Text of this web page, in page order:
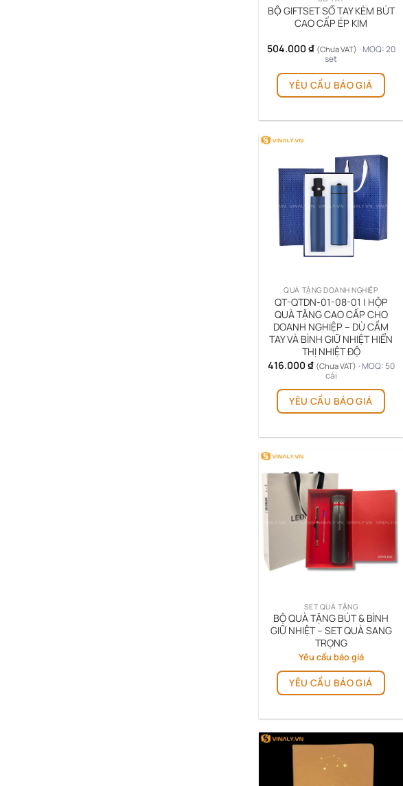
BỘ GIFTSET SỔ TAY KÈM BÚT
CAO CẤP ÉP KIM
504.000 ₫ (Chưa VAT) · MOQ: 20
set
YÊU CẦU BÁO GIÁ
QUÀ TẶNG DOANH NGHIỆP
QT-QTDN-01-08-01 | HỘP
QUÀ TẶNG CAO CẤP CHO
DOANH NGHIỆP – DÙ CẦM
TAY VÀ BÌNH GIỮ NHIỆT HIỂN
THỊ NHIỆT ĐỘ
416.000 ₫ (Chưa VAT) · MOQ: 50
cái
YÊU CẦU BÁO GIÁ
Các
chọn
thể
được
trang
sản
SET QUÀ TẶNG
BỘ QUÀ TẶNG BÚT & BÌNH
GIỮ NHIỆT – SET QUÀ SANG
TRỌNG
Yêu cầu báo giá
YÊU CẦU BÁO GIÁ